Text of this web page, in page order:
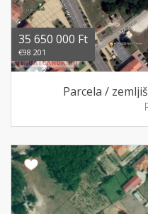
35 650 000 Ft
€98 201
Parcela /